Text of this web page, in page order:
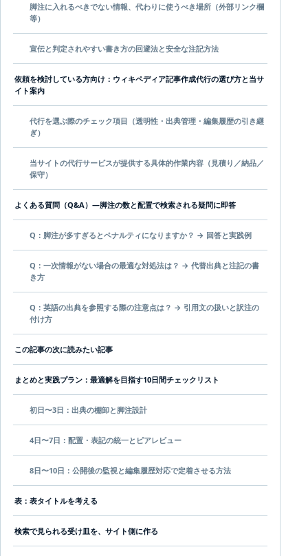
脚注に入れるべきでない情報、代わりに使うべき場所（外部リンク欄
等）
宣伝と判定されやすい書き方の回避法と安全な注記方法
依頼を検討している方向け：ウィキペディア記事作成代行の選び方と当サ
イト案内
代行を選ぶ際のチェック項目（透明性・出典管理・編集履歴の引き継
ぎ）
当サイトの代行サービスが提供する具体的作業内容（見積り／納品／
保守）
よくある質問（Q&A）—脚注の数と配置で検索される疑問に即答
Q：脚注が多すぎるとペナルティになりますか？ → 回答と実践例
Q：一次情報がない場合の最適な対処法は？ → 代替出典と注記の書
き方
Q：英語の出典を参照する際の注意点は？ → 引用文の扱いと訳注の
付け方
この記事の次に読みたい記事
まとめと実践プラン：最適解を目指す10日間チェックリスト
初日〜3日：出典の棚卸と脚注設計
4日〜7日：配置・表記の統一とピアレビュー
8日〜10日：公開後の監視と編集履歴対応で定着させる方法
表：表タイトルを考える
検索で見られる受け皿を、サイト側に作る